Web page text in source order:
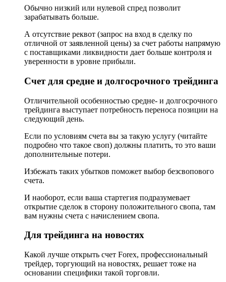
Обычно низкий или нулевой спред позволит
зарабатывать больше.
А отсутствие реквот (запрос на вход в сделку по
отличной от заявленной цены) за счет работы напрямую
с поставщиками ликвидности дает больше контроля и
уверенности в уровне прибыли.
Счет для средне и долгосрочного трейдинга
Отличительной особенностью средне- и долгосрочного
трейдинга выступает потребность переноса позиции на
следующий день.
Если по условиям счета вы за такую услугу (читайте
подробно что такое своп) должны платить, то это ваши
дополнительные потери.
Избежать таких убытков поможет выбор безсвопового
счета.
И наоборот, если ваша стартегия подразумевает
открытие сделок в сторону положительного свопа, там
вам нужны счета с начислением свопа.
Для трейдинга на новостях
Какой лучше открыть счет Forex, профессиональный
трейдер, торгующий на новостях, решает тоже на
основании специфики такой торговли.